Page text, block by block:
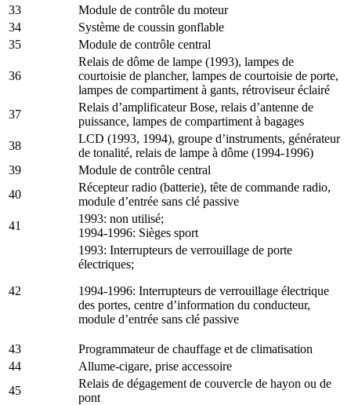
33
Module de contrôle du moteur
34
Système de coussin gonflable
35
Module de contrôle central
36
Relais de dôme de lampe (1993), lampes de
courtoisie de plancher, lampes de courtoisie de porte,
lampes de compartiment à gants, rétroviseur éclairé
37
Relais d’amplificateur Bose, relais d’antenne de
puissance, lampes de compartiment à bagages
38
LCD (1993, 1994), groupe d’instruments, générateur
de tonalité, relais de lampe à dôme (1994-1996)
39
Module de contrôle central
40
Récepteur radio (batterie), tête de commande radio,
module d’entrée sans clé passive
41
1993: non utilisé;
1994-1996: Sièges sport
42
1993: Interrupteurs de verrouillage de porte
électriques;
1994-1996: Interrupteurs de verrouillage électrique
des portes, centre d’information du conducteur,
module d’entrée sans clé passive
43
Programmateur de chauffage et de climatisation
44
Allume-cigare, prise accessoire
45
Relais de dégagement de couvercle de hayon ou de
pont